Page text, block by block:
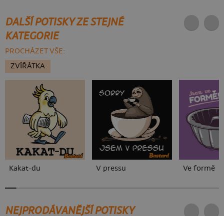
DALŠÍ POTISKY ZE STEJNÉ
KATEGORIE
PROCHÁZET VŠE:
ZVÍŘÁTKA
Kakat-du V pressu Ve formě
NEJPRODÁVANĚJŠÍ POTISKY